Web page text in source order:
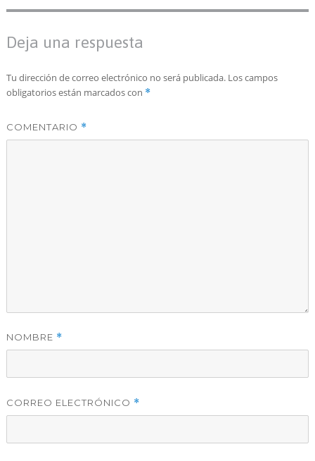
Deja una respuesta
Tu dirección de correo electrónico no será publicada. Los campos
obligatorios están marcados con *
COMENTARIO *
NOMBRE *
CORREO ELECTRÓNICO *